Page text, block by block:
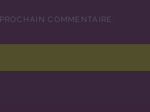
COMMENTAIRE.